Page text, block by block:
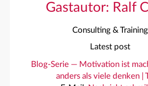
Gastautor: Ralf
Consulting & Training
Latest post
Blog-Serie — Motivation ist
anders als viele denken |